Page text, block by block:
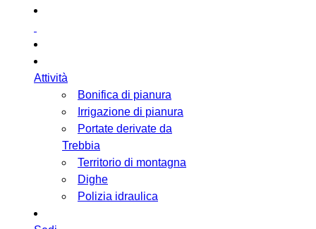
Attività
Bonifica di pianura
Irrigazione di pianura
Portate derivate da
Trebbia
Territorio di montagna
Dighe
Polizia idraulica